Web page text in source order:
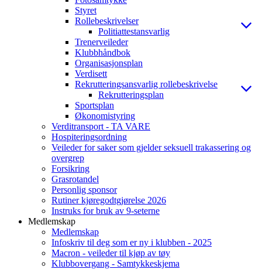
Styret
Rollebeskrivelser
Politiattestansvarlig
Trenerveileder
Klubbhåndbok
Organisasjonsplan
Verdisett
Rekrutteringsansvarlig rollebeskrivelse
Rekrutteringsplan
Sportsplan
Økonomistyring
Verditransport - TA VARE
Hospiteringsordning
Veileder for saker som gjelder seksuell trakassering og
overgrep
Forsikring
Grasrotandel
Personlig sponsor
Rutiner kjøregodtgjørelse 2026
Instruks for bruk av 9-seterne
Medlemskap
Medlemskap
Infoskriv til deg som er ny i klubben - 2025
Macron - veileder til kjøp av tøy
Klubbovergang - Samtykkeskjema